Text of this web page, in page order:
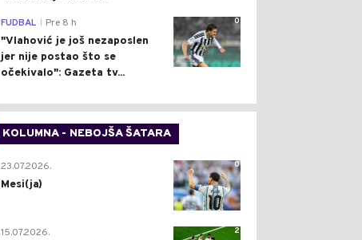
0
FUDBAL Pre 8 h
"Vlahović je još nezaposlen
jer nije postao što se
očekivalo": Gazeta tv...
KOLUMNA - NEBOJŠA ŠATARA
0
23.07.2026.
Mesi(ja)
2
15.07.2026.